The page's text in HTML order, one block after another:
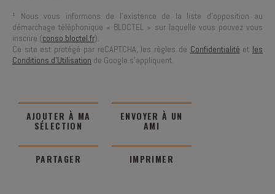
¹ Nous vous informons de l’existence de la liste d’opposition au
démarchage téléphonique « BLOCTEL » sur laquelle vous pouvez vous
inscrire (conso.bloctel.fr).
Ce site est protégé par reCAPTCHA, les règles de Confidentialité et les
Conditions d'Utilisation de Google s'appliquent.
AJOUTER À MA
SÉLECTION
ENVOYER À UN
AMI
PARTAGER IMPRIMER